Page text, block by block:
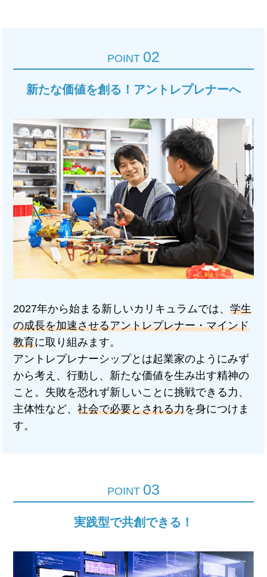
POINT 02
新たな価値を創る！アントレプレナーへ
2027年から始まる新しいカリキュラムでは、学生
の成長を加速させるアントレプレナー・マインド
教育に取り組みます。
アントレプレナーシップとは起業家のようにみず
から考え、行動し、新たな価値を生み出す精神の
こと。失敗を恐れず新しいことに挑戦できる力、
主体性など、社会で必要とされる力を身につけま
す。
POINT 03
実践型で共創できる！